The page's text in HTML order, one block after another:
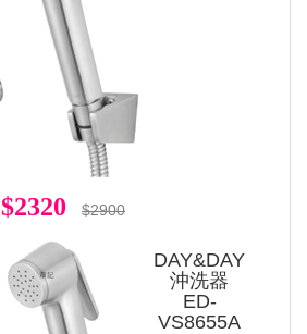
$2320 $2900
DAY&DAY
沖洗器
ED-
VS8655A